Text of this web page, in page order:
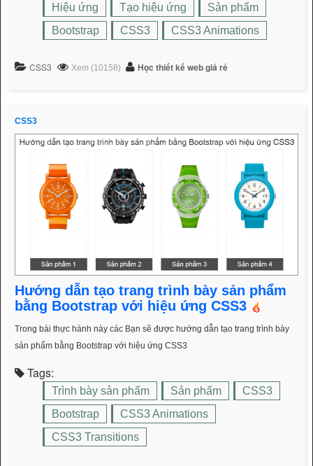
Hiệu ứng Tạo hiệu ứng
Sản phẩm
Bootstrap
CSS3 CSS3 Animations
CSS3 Xem (10158) Học thiết kế web giá rẻ
CSS3
Hướng dẫn tạo trang trình bày sản phẩm
bằng Bootstrap với hiệu ứng CSS3
Trong bài thực hành này các Bạn sẽ được hướng dẫn tạo trang trình bày
sản phẩm bằng Bootstrap với hiệu ứng CSS3
Tags:
Trình bày sản phẩm Sản phẩm
CSS3
Bootstrap
CSS3 Animations
CSS3 Transitions